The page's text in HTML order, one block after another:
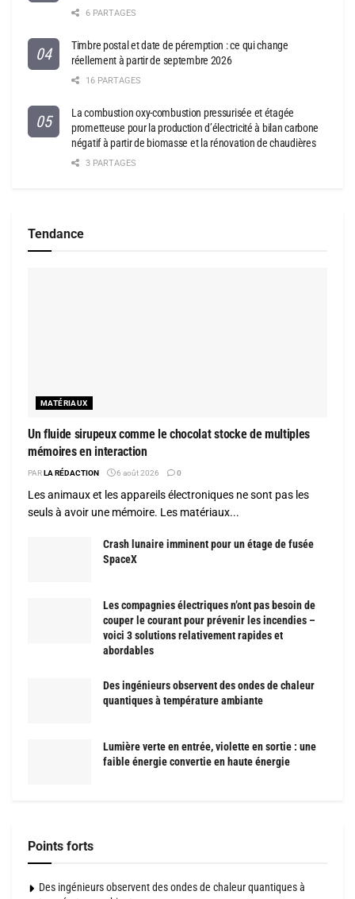
6 PARTAGES
Timbre postal et date de péremption : ce qui change
réellement à partir de septembre 2026
16 PARTAGES
La combustion oxy-combustion pressurisée et étagée
prometteuse pour la production d’électricité à bilan carbone
négatif à partir de biomasse et la rénovation de chaudières
3 PARTAGES
Tendance
MATÉRIAUX
Un fluide sirupeux comme le chocolat stocke de multiples
mémoires en interaction
PARLA RÉDACTION 6 août 2026 0
Les animaux et les appareils électroniques ne sont pas les
seuls à avoir une mémoire. Les matériaux...
Crash lunaire imminent pour un étage de fusée
SpaceX
Les compagnies électriques n’ont pas besoin de
couper le courant pour prévenir les incendies –
voici 3 solutions relativement rapides et
abordables
Des ingénieurs observent des ondes de chaleur
quantiques à température ambiante
Lumière verte en entrée, violette en sortie : une
faible énergie convertie en haute énergie
Points forts
Des ingénieurs observent des ondes de chaleur quantiques à